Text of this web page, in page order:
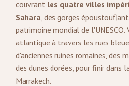
couvrant les quatre villes
Sahara, des gorges
patrimoine mondial de l'UNESCO.
atlantique à travers les rues
d'anciennes ruines romaines, des
des dunes dorées, pour finir dans
Marrakech.